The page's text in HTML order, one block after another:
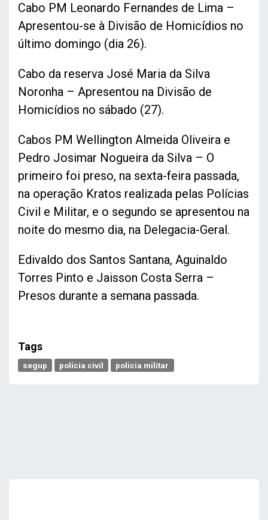
Cabo PM Leonardo Fernandes de Lima –
Apresentou-se à Divisão de Homicídios no
último domingo (dia 26).
Cabo da reserva José Maria da Silva
Noronha – Apresentou na Divisão de
Homicídios no sábado (27).
Cabos PM Wellington Almeida Oliveira e
Pedro Josimar Nogueira da Silva – O
primeiro foi preso, na sexta-feira passada,
na operação Kratos realizada pelas Polícias
Civil e Militar, e o segundo se apresentou na
noite do mesmo dia, na Delegacia-Geral.
Edivaldo dos Santos Santana, Aguinaldo
Torres Pinto e Jaisson Costa Serra –
Presos durante a semana passada.
Tags
segup polícia civil polícia militar